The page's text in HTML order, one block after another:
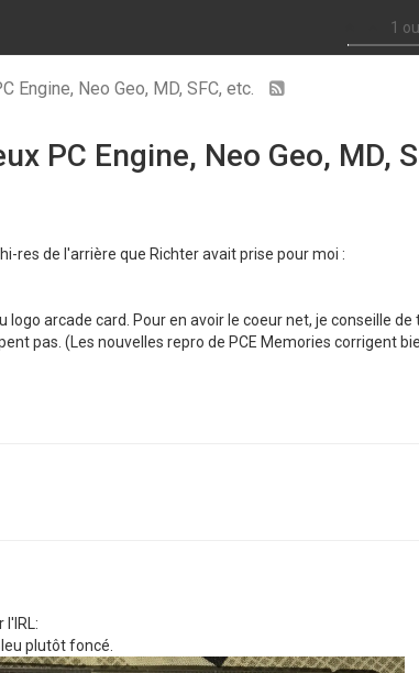
1
Engine, Neo Geo, MD, SFC, etc.
PC Engine, Neo Geo, MD,
res de l'arrière que Richter avait prise pour moi :
arcade card. Pour en avoir le coeur net, je conseille
pas. (Les nouvelles repro de PCE Memories corrigent
plutôt foncé.